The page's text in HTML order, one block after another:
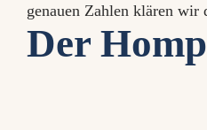
genauen Zahlen klären wir
Der